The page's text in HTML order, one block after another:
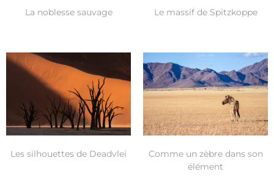
La noblesse sauvage Le massif de Spitzkoppe
Les silhouettes de Deadvlei
Comme un zèbre dans son
élément